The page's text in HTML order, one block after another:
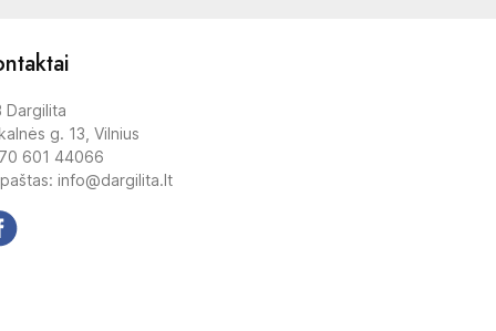
Dargilita
g. 13, Vilnius
601 44066
info@dargilita.lt